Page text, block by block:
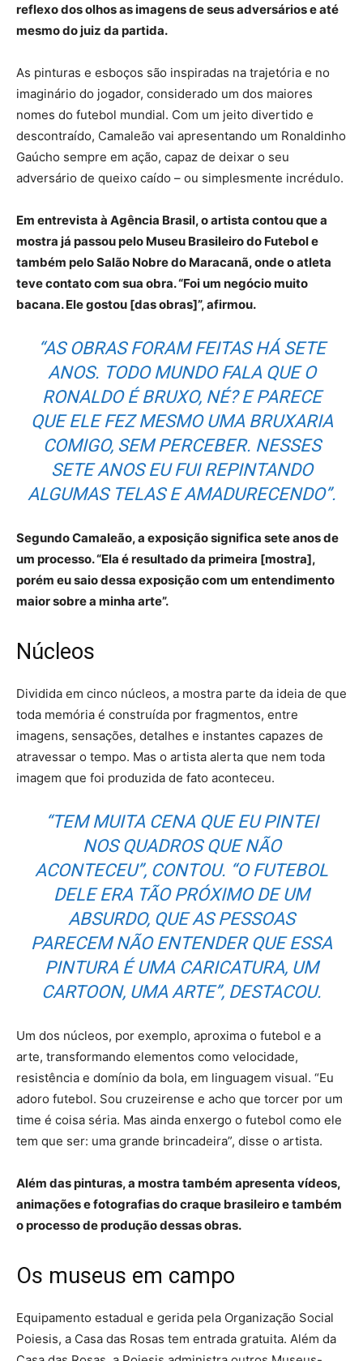
reflexo dos olhos as imagens de seus adversários e até
mesmo do juiz da partida.
As pinturas e esboços são inspiradas na trajetória e no
imaginário do jogador, considerado um dos maiores
nomes do futebol mundial. Com um jeito divertido e
descontraído, Camaleão vai apresentando um Ronaldinho
Gaúcho sempre em ação, capaz de deixar o seu
adversário de queixo caído – ou simplesmente incrédulo.
Em entrevista à Agência Brasil, o artista contou que a
mostra já passou pelo Museu Brasileiro do Futebol e
também pelo Salão Nobre do Maracanã, onde o atleta
teve contato com sua obra. “Foi um negócio muito
bacana. Ele gostou [das obras]”, afirmou.
“AS OBRAS FORAM FEITAS HÁ SETE
ANOS. TODO MUNDO FALA QUE O
RONALDO É BRUXO, NÉ? E PARECE
QUE ELE FEZ MESMO UMA BRUXARIA
COMIGO, SEM PERCEBER. NESSES
SETE ANOS EU FUI REPINTANDO
ALGUMAS TELAS E AMADURECENDO”.
Segundo Camaleão, a exposição significa sete anos de
um processo. “Ela é resultado da primeira [mostra],
porém eu saio dessa exposição com um entendimento
maior sobre a minha arte”.
Núcleos
Dividida em cinco núcleos, a mostra parte da ideia de que
toda memória é construída por fragmentos, entre
imagens, sensações, detalhes e instantes capazes de
atravessar o tempo. Mas o artista alerta que nem toda
imagem que foi produzida de fato aconteceu.
“TEM MUITA CENA QUE EU PINTEI
NOS QUADROS QUE NÃO
ACONTECEU”, CONTOU. “O FUTEBOL
DELE ERA TÃO PRÓXIMO DE UM
ABSURDO, QUE AS PESSOAS
PARECEM NÃO ENTENDER QUE ESSA
PINTURA É UMA CARICATURA, UM
CARTOON, UMA ARTE”, DESTACOU.
Um dos núcleos, por exemplo, aproxima o futebol e a
arte, transformando elementos como velocidade,
resistência e domínio da bola, em linguagem visual. “Eu
adoro futebol. Sou cruzeirense e acho que torcer por um
time é coisa séria. Mas ainda enxergo o futebol como ele
tem que ser: uma grande brincadeira”, disse o artista.
Além das pinturas, a mostra também apresenta vídeos,
animações e fotografias do craque brasileiro e também
o processo de produção dessas obras.
Os museus em campo
Equipamento estadual e gerida pela Organização Social
Poiesis, a Casa das Rosas tem entrada gratuita. Além da